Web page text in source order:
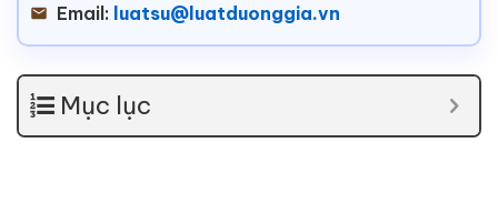
Email: luatsu@luatduonggia.vn
Mục lục